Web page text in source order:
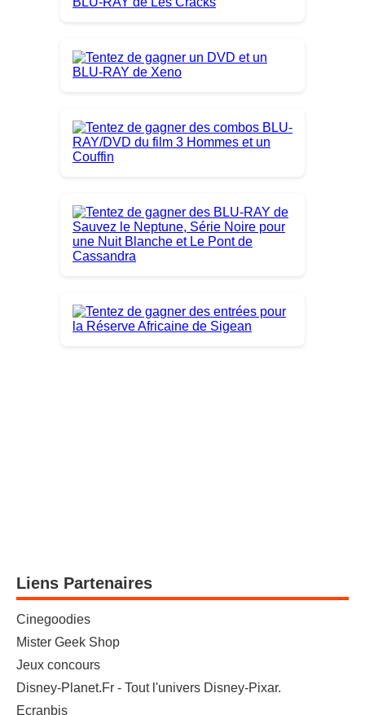
Liens Partenaires
Cinegoodies
Mister Geek Shop
Jeux concours
Disney-Planet.Fr - Tout l'univers Disney-Pixar.
Ecranbis